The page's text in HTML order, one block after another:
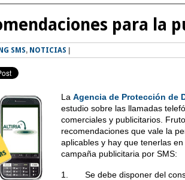
para la
SMS, NOTICIAS
La Agencia de Protección de
estudio sobre las llamadas
comerciales y publicitarios.
recomendaciones que vale la
aplicables y hay que tenerlas
campaña publicitaria por SMS:
1. Se debe disponer del